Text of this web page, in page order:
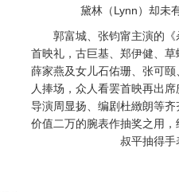
黛林（Lynn）却未
郭富城、张钧甯主演的《
首映礼，古巨基、郑伊健、草
薛家燕及女儿石佑珊、张可
人捧场，众人看罢首映再出
导演周显扬、编剧杜緻朗等
价值二万的腕表作抽奖之用
叔平抽得手